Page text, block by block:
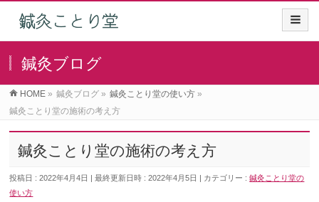
鍼灸ブログ
HOME » 鍼灸ブログ » 鍼灸ことり堂の使い方 »
鍼灸ことり堂の施術の考え方
鍼灸ことり堂の施術の考え方
投稿日 : 2022年4月4日 最終更新日時 : 2022年4月5日 カテゴリー :鍼灸ことり堂の
使い方